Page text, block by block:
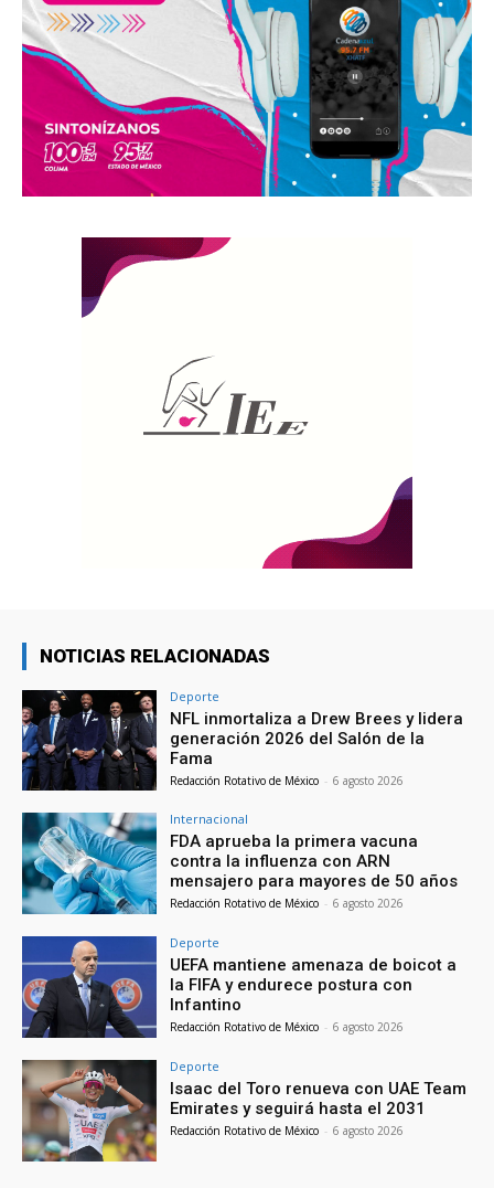
NOTICIAS RELACIONADAS
Deporte
NFL inmortaliza a Drew Brees y lidera
generación 2026 del Salón de la
Fama
Redacción Rotativo de México - 6 agosto 2026
Internacional
FDA aprueba la primera vacuna
contra la influenza con ARN
mensajero para mayores de 50 años
Redacción Rotativo de México - 6 agosto 2026
Deporte
UEFA mantiene amenaza de boicot a
la FIFA y endurece postura con
Infantino
Redacción Rotativo de México - 6 agosto 2026
Deporte
Isaac del Toro renueva con UAE Team
Emirates y seguirá hasta el 2031
Redacción Rotativo de México - 6 agosto 2026